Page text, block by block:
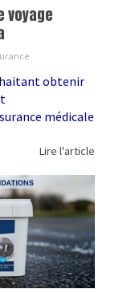
voyage
obtenir
médicale
Lire l'article